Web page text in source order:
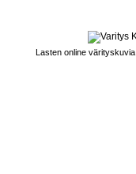
Lasten online värityskuvia